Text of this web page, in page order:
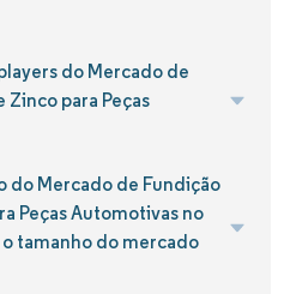
do Mercado de
Zinco para Peças
do Mercado de Fundição
Peças Automotivas no
tamanho do mercado